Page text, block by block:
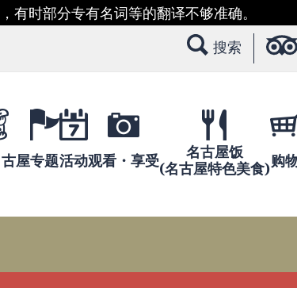
时部分专有名词等的翻译不够准确。
搜索
屋专题活动观看・享受
名古屋饭
(名古屋特色美食)购